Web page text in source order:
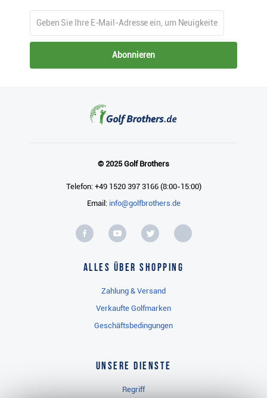
Abonnieren
© 2025 Golf Brothers
Telefon: +49 1520 397 3166 (8:00-15:00)
Email: info@golfbrothers.de
Alles über Shopping
Zahlung & Versand
Verkaufte Golfmarken
Geschäftsbedingungen
Unsere Dienste
Regriff